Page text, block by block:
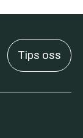
Tips oss